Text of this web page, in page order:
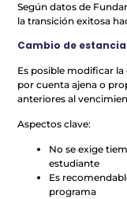
Según datos de
la transición exitosa
Cambio de
Es posible modificar
por cuenta ajena o
anteriores al
Aspectos clave:
No se exige
estudiante
Es
programa